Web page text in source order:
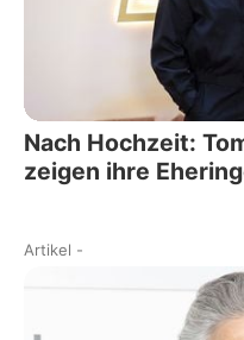
Nach Hochzeit:
zeigen ihre
Artikel -